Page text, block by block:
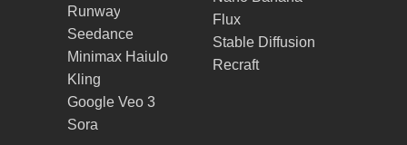
Runway
Seedance
Minimax Haiulo
Kling
Google Veo 3
Sora
Flux
Stable Diffusion
Recraft